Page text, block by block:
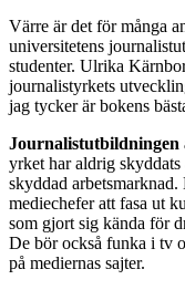
Värre är det för många
universitetens
studenter. Ulrika
journalistyrkets
jag tycker är bokens
Journalistutbildningen
yrket har aldrig
skyddad
mediechefer att fasa ut
som gjort sig kända för
De bör också funka i tv
på mediernas sajter.